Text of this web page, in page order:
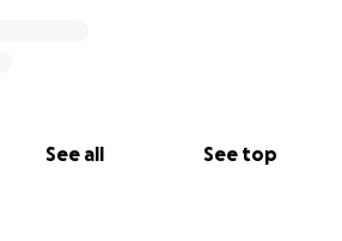
See all See top